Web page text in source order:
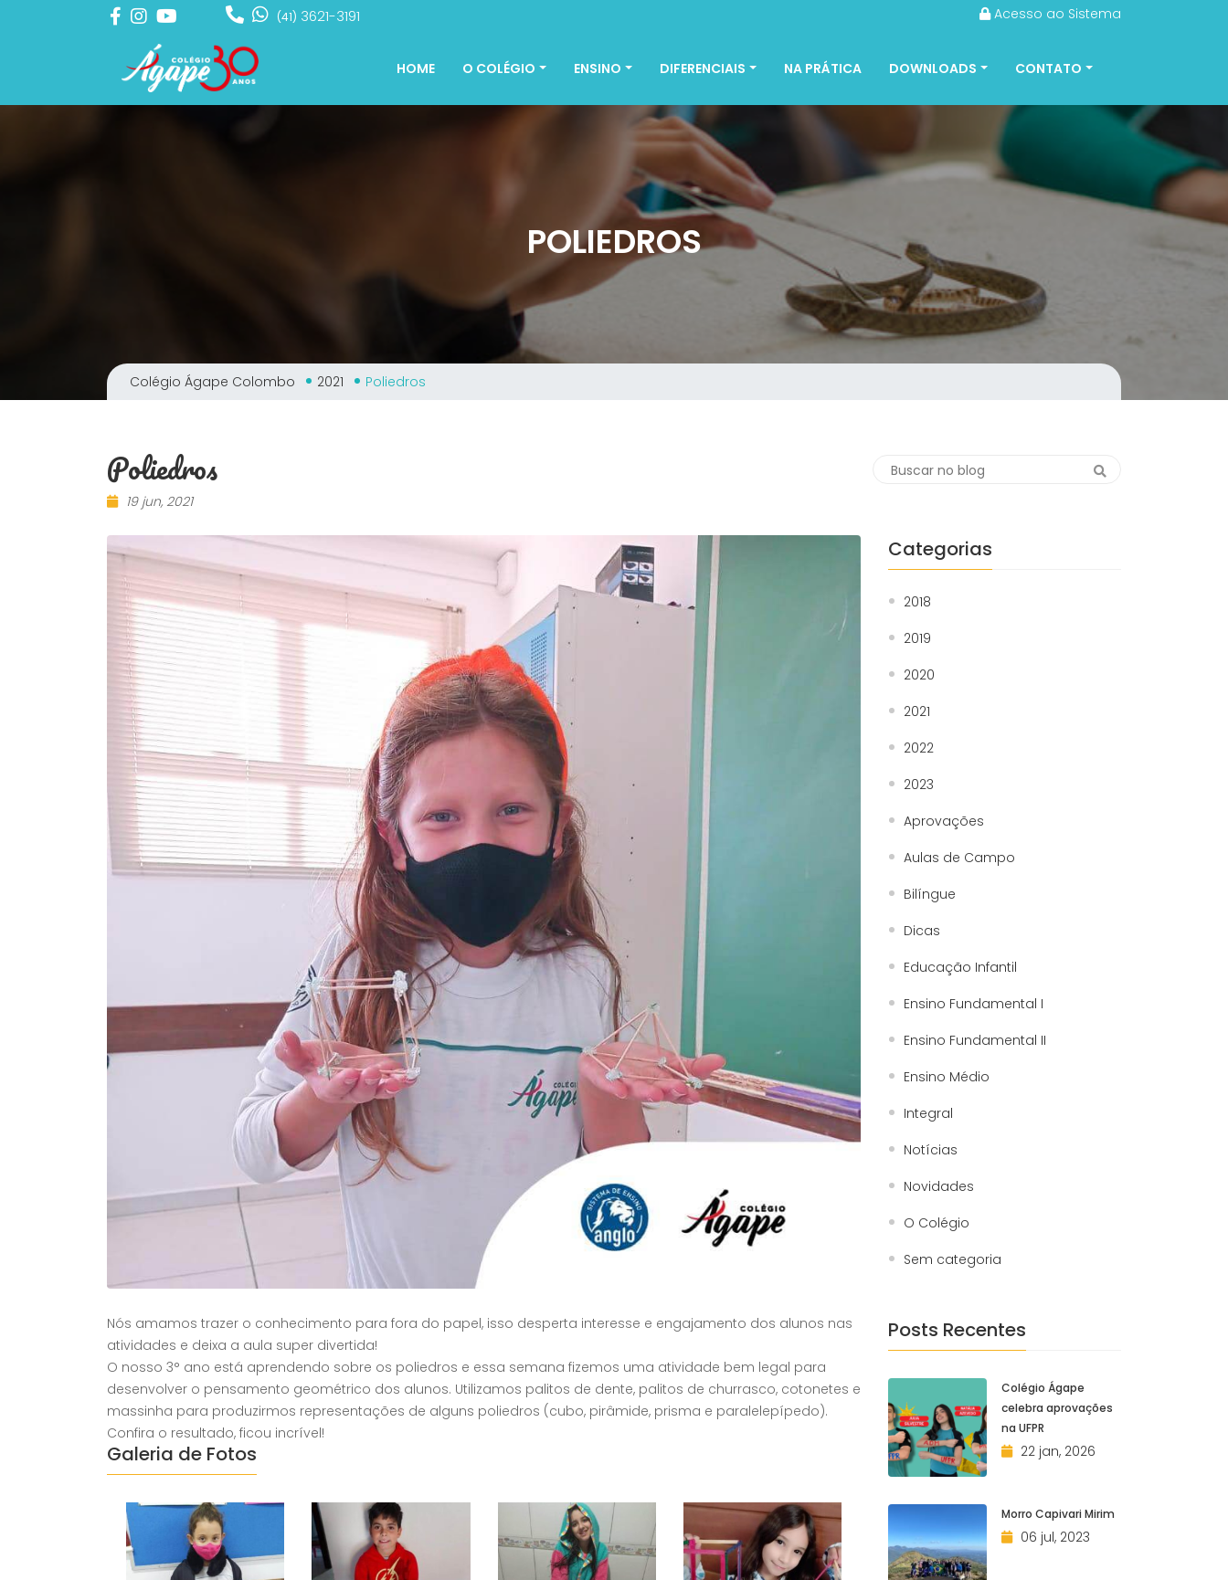
(41) 3621-3191 Acesso ao Sistema
HOME O COLÉGIO ENSINO DIFERENCIAIS NA PRÁTICA DOWNLOADS CONTATO
POLIEDROS
Colégio Ágape Colombo 2021 Poliedros
Poliedros
19 jun, 2021
Nós amamos trazer o conhecimento para fora do papel, isso desperta interesse e engajamento dos alunos nas
atividades e deixa a aula super divertida!
O nosso 3° ano está aprendendo sobre os poliedros e essa semana fizemos uma atividade bem legal para
desenvolver o pensamento geométrico dos alunos. Utilizamos palitos de dente, palitos de churrasco, cotonetes e
massinha para produzirmos representações de alguns poliedros (cubo, pirâmide, prisma e paralelepípedo).
Confira o resultado, ficou incrível!
Galeria de Fotos
Categorias
2018
2019
2020
2021
2022
2023
Aprovações
Aulas de Campo
Bilíngue
Dicas
Educação Infantil
Ensino Fundamental I
Ensino Fundamental II
Ensino Médio
Integral
Notícias
Novidades
O Colégio
Sem categoria
Posts Recentes
Colégio Ágape
celebra aprovações
na UFPR
22 jan, 2026
Morro Capivari Mirim
06 jul, 2023